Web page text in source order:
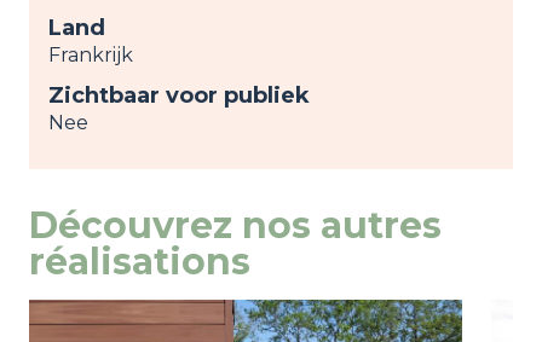
Land
Frankrijk
Zichtbaar voor publiek
Nee
Découvrez nos autres
réalisations
Image
weergeven